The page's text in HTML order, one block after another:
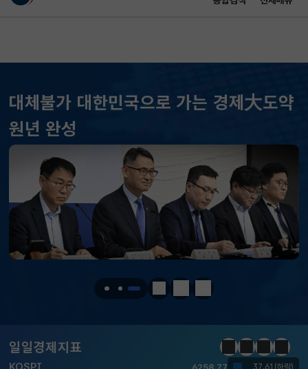
대체불가 대한민국으로 가는 경제大도약
원년 완성
정지 이전 다음
일일경제지표
KOSPI 6258.77 37.61(하락)
KOSDAQ 798.81 2.86(하락)
국고채(3년) 3.746 0.004(상승)
1417.7000
6258.77 37.61(하락)
KOSDAQ 798.81 2.86(하락)
정지이전다음일일경